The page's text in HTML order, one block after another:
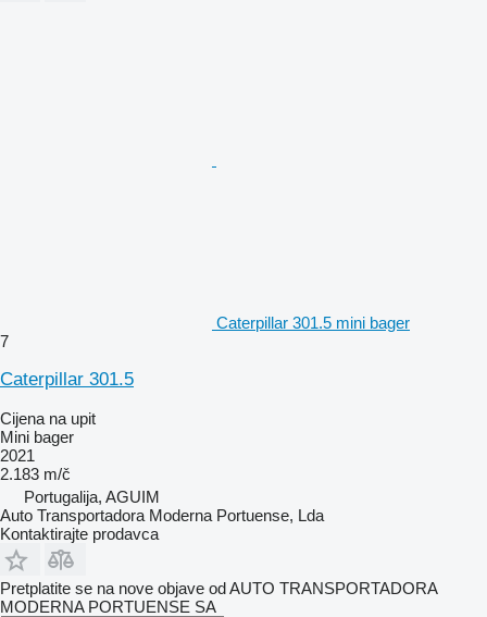
Caterpillar 301.5 mini bager
7
Caterpillar 301.5
Cijena na upit
Mini bager
2021
2.183 m/č
Portugalija, AGUIM
Auto Transportadora Moderna Portuense, Lda
Kontaktirajte prodavca
Pretplatite se na nove objave od AUTO TRANSPORTADORA
MODERNA PORTUENSE SA